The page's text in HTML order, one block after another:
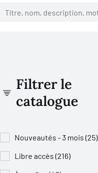
Filtrer le
catalogue
Nouveautés - 3 mois (25)
Libre accès (216)